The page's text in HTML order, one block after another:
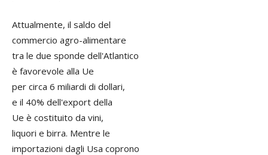
Attualmente, il saldo del
commercio agro-alimentare
tra le due sponde dell'Atlantico
è favorevole alla Ue
per circa 6 miliardi di dollari,
e il 40% dell'export della
Ue è costituito da vini,
liquori e birra. Mentre le
importazioni dagli Usa coprono